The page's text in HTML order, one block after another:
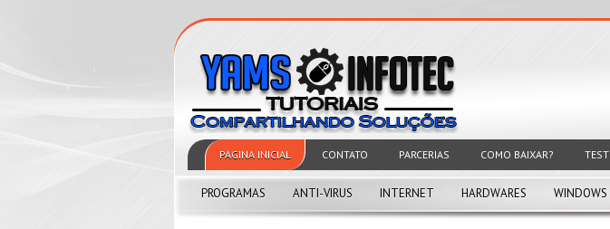
PAGINA INICIAL CONTATO PARCERIAS COMO BAIXAR?
PROGRAMAS ANTI-VIRUS INTERNET HARDWARES WINDOWS